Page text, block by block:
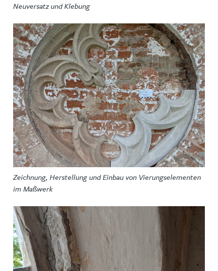
Neuversatz und Klebung
Zeichnung, Herstellung und Einbau von Vierungselementen
im Maßwerk